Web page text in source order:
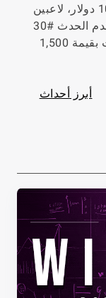
الحدث #29، الرولر العالي بقيمة 100,000 دولار، لاعبين
نخبة من عالم البوكر. علاوة على ذلك، يقدم الحدث #30
أول حدث لبطولة بوكر السحب مع الحدث بقيمة 1,500
أبرز أحداث